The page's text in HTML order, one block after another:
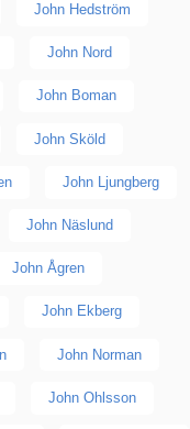
John Hedström
John Nord
John Boman
John Sköld
John Ljungberg
John Näslund
John Ågren
John Ekberg
John Norman
John Ohlsson